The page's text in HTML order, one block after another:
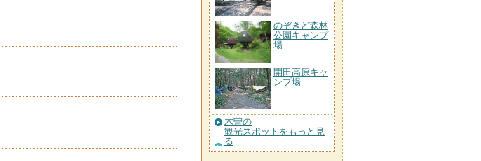
のぞきど森林
公園キャンプ
場
開田高原キャ
ンプ場
木曽の
観光スポットをもっと見
る